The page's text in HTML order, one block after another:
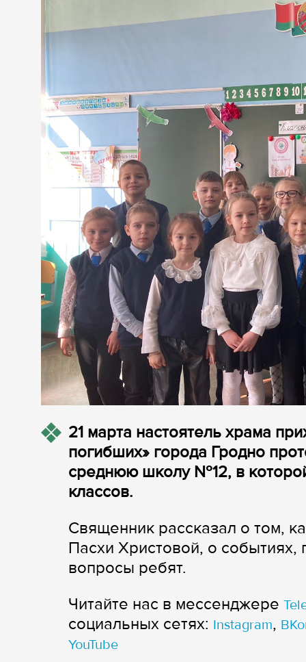
21 марта настоятель храма
погибших» города Гродно
среднюю школу №12, в
классов.
Священник рассказал о том,
Пасхи Христовой, о
вопросы ребят.
Читайте нас в мессенджере
cоциальных сетях: Instagram,
YouTube